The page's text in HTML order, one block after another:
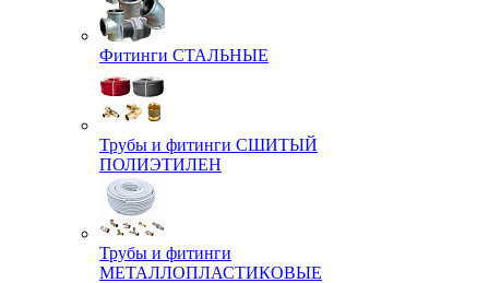
Фитинги СТАЛЬНЫЕ
Трубы и фитинги СШИТЫЙ
ПОЛИЭТИЛЕН
Трубы и фитинги
МЕТАЛЛОПЛАСТИКОВЫЕ